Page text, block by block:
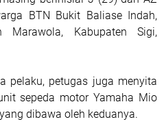
BTN Bukit Baliase Indah,
Marawola, Kabupaten Sigi,
pelaku, petugas juga menyita
sepeda motor Yamaha Mio
dibawa oleh keduanya.